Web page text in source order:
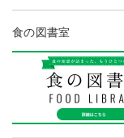
食の図書室